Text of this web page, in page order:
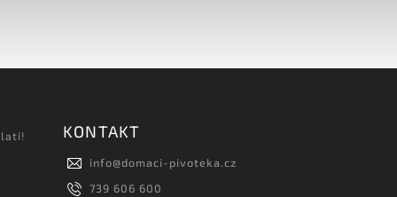
KONTAKT
info@domaci-pivoteka.cz
739 606 600